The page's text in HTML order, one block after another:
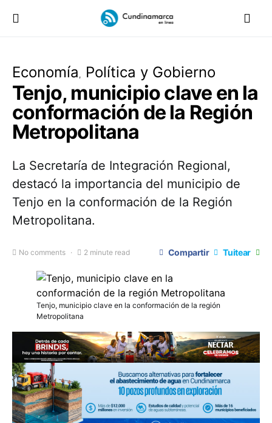
Economía Política y Gobierno
Tenjo, municipio clave en la
conformación de la Región
Metropolitana
La Secretaría de Integración Regional,
destacó la importancia del municipio de
Tenjo en la conformación de la Región
Metropolitana.
No comments 2 minute read Compartir Tuitear
Tenjo, municipio clave en la conformación de la región
Metropolitana